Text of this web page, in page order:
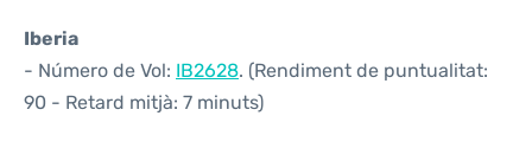
Iberia
- Número de Vol: IB2628. (Rendiment de puntualitat:
90 - Retard mitjà: 7 minuts)